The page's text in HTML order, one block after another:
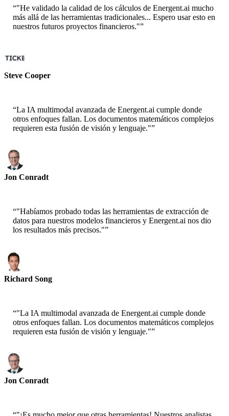
“"He validado la calidad de los cálculos de Energent.ai mucho
más allá de las herramientas tradicionales... Espero usar esto en
nuestros futuros proyectos financieros."”
Steve Cooper
“La IA multimodal avanzada de Energent.ai cumple donde
otros enfoques fallan. Los documentos matemáticos complejos
requieren esta fusión de visión y lenguaje."”
Jon Conradt
“"Habíamos probado todas las herramientas de extracción de
datos para nuestros modelos financieros y Energent.ai nos dio
los resultados más precisos."”
Richard Song
“"La IA multimodal avanzada de Energent.ai cumple donde
otros enfoques fallan. Los documentos matemáticos complejos
requieren esta fusión de visión y lenguaje."”
Jon Conradt